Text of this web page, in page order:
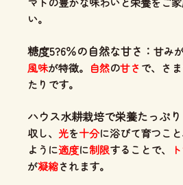
い。
糖度5?6％の自然な甘さ： 甘み
風味が特徴。 自然の甘さ で、さ
たりです。
ハウス水耕栽培で栄養たっぷり
収し、 光を十分に浴びて育つこ
ように適度に制限することで、
が凝縮されます。